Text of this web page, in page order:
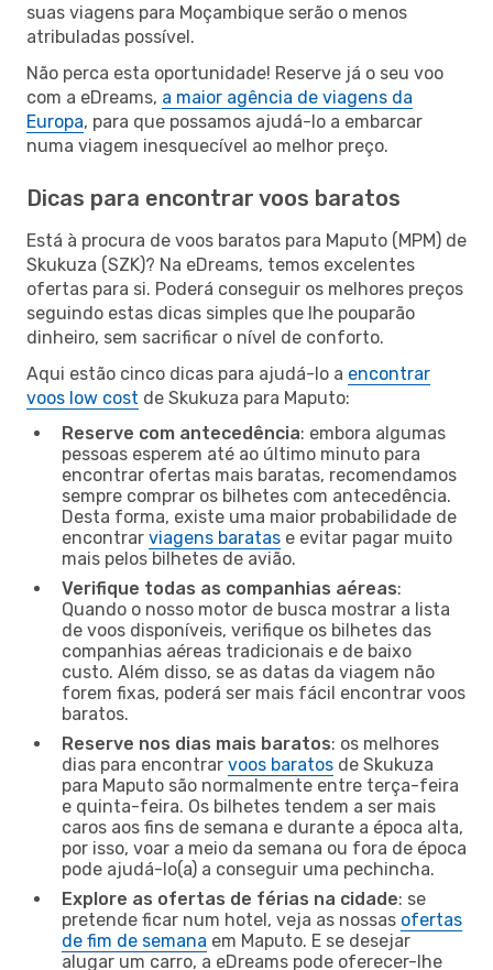
suas viagens para Moçambique serão o menos
atribuladas possível.
Não perca esta oportunidade! Reserve já o seu voo
com a eDreams, a maior agência de viagens da
Europa, para que possamos ajudá-lo a embarcar
numa viagem inesquecível ao melhor preço.
Dicas para encontrar voos baratos
Está à procura de voos baratos para Maputo (MPM) de
Skukuza (SZK)? Na eDreams, temos excelentes
ofertas para si. Poderá conseguir os melhores preços
seguindo estas dicas simples que lhe pouparão
dinheiro, sem sacrificar o nível de conforto.
Aqui estão cinco dicas para ajudá-lo a encontrar
voos low cost de Skukuza para Maputo:
Reserve com antecedência: embora algumas
pessoas esperem até ao último minuto para
encontrar ofertas mais baratas, recomendamos
sempre comprar os bilhetes com antecedência.
Desta forma, existe uma maior probabilidade de
encontrar viagens baratas e evitar pagar muito
mais pelos bilhetes de avião.
Verifique todas as companhias aéreas:
Quando o nosso motor de busca mostrar a lista
de voos disponíveis, verifique os bilhetes das
companhias aéreas tradicionais e de baixo
custo. Além disso, se as datas da viagem não
forem fixas, poderá ser mais fácil encontrar voos
baratos.
Reserve nos dias mais baratos: os melhores
dias para encontrar voos baratos de Skukuza
para Maputo são normalmente entre terça-feira
e quinta-feira. Os bilhetes tendem a ser mais
caros aos fins de semana e durante a época alta,
por isso, voar a meio da semana ou fora de época
pode ajudá-lo(a) a conseguir uma pechincha.
Explore as ofertas de férias na cidade: se
pretende ficar num hotel, veja as nossas ofertas
de fim de semana em Maputo. E se desejar
alugar um carro, a eDreams pode oferecer-lhe